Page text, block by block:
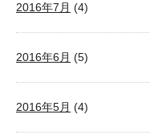
2016年7月 (4)
2016年6月 (5)
2016年5月 (4)